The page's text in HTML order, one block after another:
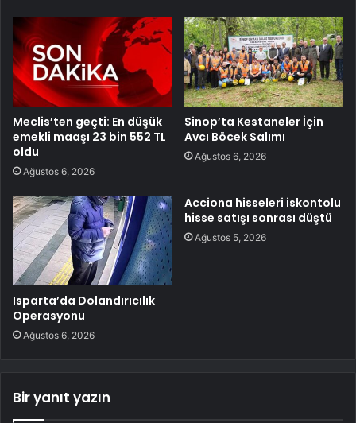
Meclis’ten geçti: En düşük
emekli maaşı 23 bin 552 TL
oldu
Ağustos 6, 2026
Sinop’ta Kestaneler İçin
Avcı Böcek Salımı
Ağustos 6, 2026
Isparta’da Dolandırıcılık
Operasyonu
Ağustos 6, 2026
Acciona hisseleri iskontolu
hisse satışı sonrası düştü
Ağustos 5, 2026
Bir yanıt yazın